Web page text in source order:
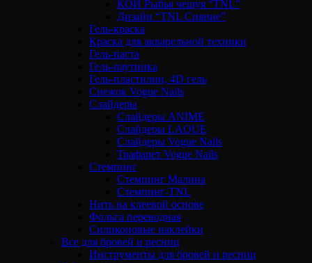
КОИ Рыбья чешуя “TNL”
Дизайн “TNL Сияние”
Гель-краска
Краска для акварельной техники
Гель-паста
Гель-паутинка
Гель-пластилин, 4D гель
Снежок Vogue Nails
Слайдеры
Слайдеры ANIME
Слайдеры LAQUE
Слайдеры Vogue Nails
Трафарет Vogue Nails
Стемпинг
Стемпинг Малина
Стемпинг-TNL
Нить на клеевой основе
Фольга переводная
Силиконовые наклейки
Все для бровей и ресниц
Инструменты для бровей и ресниц